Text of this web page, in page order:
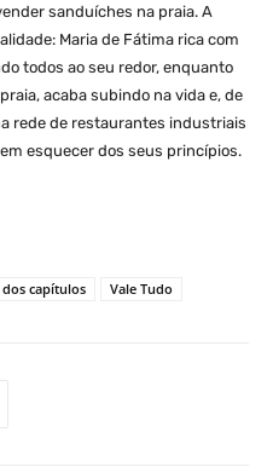
sanduíches na praia. A
Maria de Fátima rica com
todos ao seu redor, enquanto
acaba subindo na vida e, de
rede de restaurantes industriais
esquecer dos seus princípios.
capítulos Vale Tudo